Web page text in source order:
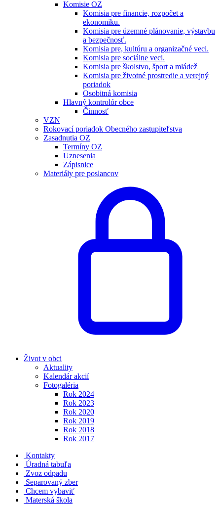
Komisie OZ
Komisia pre financie, rozpočet a
ekonomiku.
Komisia pre územné plánovanie, výstavbu
a bezpečnosť.
Komisia pre, kultúru a organizačné veci.
Komisia pre sociálne veci.
Komisia pre školstvo, šport a mládež
Komisia pre životné prostredie a verejný
poriadok
Osobitná komisia
Hlavný kontrolór obce
Činnosť
VZN
Rokovací poriadok Obecného zastupiteľstva
Zasadnutia OZ
Termíny OZ
Uznesenia
Zápisnice
Materiály pre poslancov
Život v obci
Aktuality
Kalendár akcií
Fotogaléria
Rok 2024
Rok 2023
Rok 2020
Rok 2019
Rok 2018
Rok 2017
Kontakty
Úradná tabuľa
Zvoz odpadu
Separovaný zber
Chcem vybaviť
Materská škola